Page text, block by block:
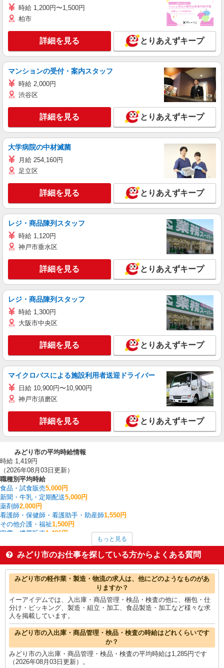
時給 1,200円〜1,500円
柏市
詳細を見る とりあえずキープ
マンションの受付・案内スタッフ
時給 2,000円
渋谷区
詳細を見る とりあえずキープ
大学病院の中材滅菌
月給 254,160円
足立区
詳細を見る とりあえずキープ
レジ・商品陳列スタッフ
時給 1,120円
神戸市垂水区
詳細を見る とりあえずキープ
レジ・商品陳列スタッフ
時給 1,300円
大阪市中央区
詳細を見る とりあえずキープ
マイクロバスによる施設利用者送迎ドライバー
日給 10,900円〜10,900円
神戸市須磨区
詳細を見る とりあえずキープ
みどり市の平均時給情報
時給 1,419円
（2026年08月03日更新）
職種別平均時給
食品・試食販売5,000円
新聞・牛乳・定期配送5,000円
薬剤師2,000円
看護師・保健師・看護助手・助産師1,550円
その他介護・福祉1,500円
家電・携帯販売1,486円
製造・組立・加工1,408円
金属加工 1,400円
保育士・保育補助1,400円
みどり市の他の職種の平均時給を見る
もっと見る
みどり市のお仕事を探している方からよくある質問
みどり市の軽作業・製造・物流の求人は、他にどのようなものがあ
りますか？
イーアイデムでは、入出庫・商品管理・検品・検査の他に、梱包・仕
分け・ピッキング、製造・組立・加工、食品製造・加工など様々な求
人を掲載しています。
みどり市の入出庫・商品管理・検品・検査の時給はどれくらいです
か？
みどり市の入出庫・商品管理・検品・検査の平均時給は1,285円です
（2026年08月03日更新）。